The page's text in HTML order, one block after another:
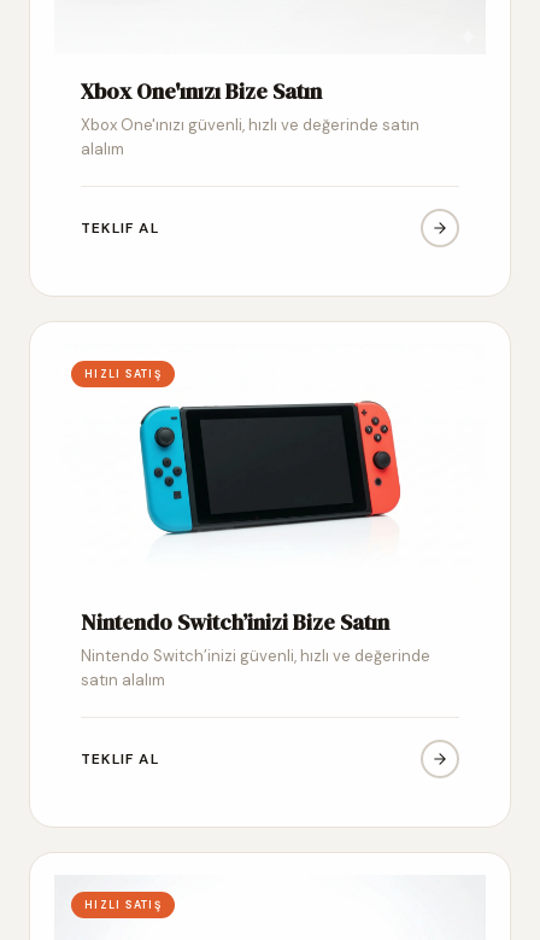
Xbox One'ınızı Bize Satın
Xbox One'ınızı güvenli, hızlı ve değerinde satın
alalım
TEKLIF AL
HIZLI SATIŞ
Nintendo Switch’inizi Bize Satın
Nintendo Switch’inizi güvenli, hızlı ve değerinde
satın alalım
TEKLIF AL
HIZLI SATIŞ